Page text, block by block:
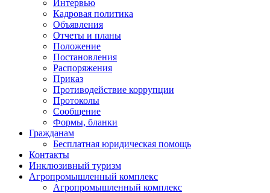
Интервью
Кадровая политика
Объявления
Отчеты и планы
Положение
Постановления
Распоряжения
Приказ
Противодействие коррупции
Протоколы
Сообщение
Формы, бланки
Гражданам
Бесплатная юридическая помощь
Контакты
Инклюзивный туризм
Агропромышленный комплекс
Агропромышленный комплекс